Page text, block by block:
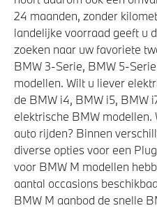
Verwarmde stoelen voor
Alarmsysteem klasse 3
High-beam assistant
Aandrijving en
M Sport uitlaatsysteem
Kilometertacho
Integral Active Steering
24 maanden, zonder
landelijke voorraad geeft u
zoeken naar uw favoriete
BMW 3-Serie, BMW 5-
modellen. Wilt u liever
de BMW i4, BMW i5, BMW
elektrische BMW
auto rijden? Binnen
diverse opties voor een
voor BMW M modellen
aantal occasions
BMW M aanbod de snelle